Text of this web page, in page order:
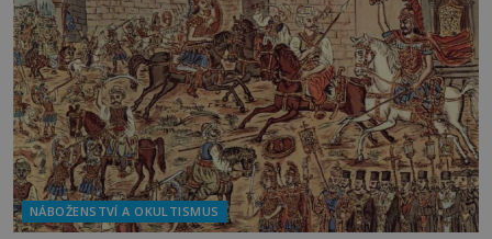
porážce Osmanů v námoř
NÁBOŽENSTVÍ A OKULTISMUS